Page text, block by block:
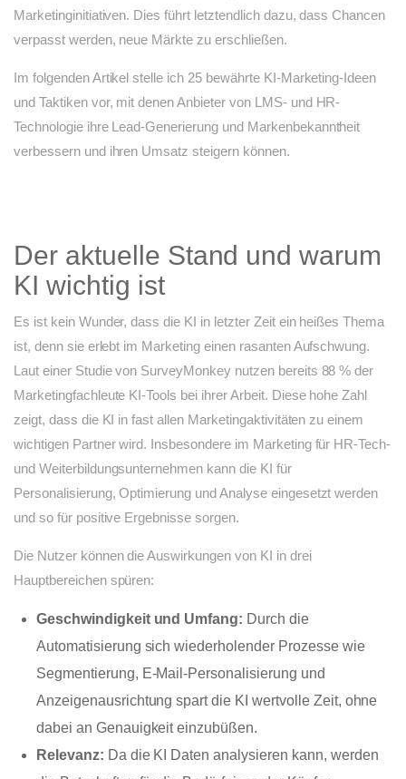
Marketinginitiativen. Dies führt letztendlich dazu, dass Chancen
verpasst werden, neue Märkte zu erschließen.
Im folgenden Artikel stelle ich 25 bewährte KI-Marketing-Ideen
und Taktiken vor, mit denen Anbieter von LMS- und HR-
Technologie ihre Lead-Generierung und Markenbekanntheit
verbessern und ihren Umsatz steigern können.
Der aktuelle Stand und warum
KI wichtig ist
Es ist kein Wunder, dass die KI in letzter Zeit ein heißes Thema
ist, denn sie erlebt im Marketing einen rasanten Aufschwung.
Laut einer Studie von SurveyMonkey nutzen bereits 88 % der
Marketingfachleute KI-Tools bei ihrer Arbeit. Diese hohe Zahl
zeigt, dass die KI in fast allen Marketingaktivitäten zu einem
wichtigen Partner wird. Insbesondere im Marketing für HR-Tech-
und Weiterbildungsunternehmen kann die KI für
Personalisierung, Optimierung und Analyse eingesetzt werden
und so für positive Ergebnisse sorgen.
Die Nutzer können die Auswirkungen von KI in drei
Hauptbereichen spüren:
Geschwindigkeit und Umfang: Durch die
Automatisierung sich wiederholender Prozesse wie
Segmentierung, E-Mail-Personalisierung und
Anzeigenausrichtung spart die KI wertvolle Zeit, ohne
dabei an Genauigkeit einzubüßen.
Relevanz: Da die KI Daten analysieren kann, werden